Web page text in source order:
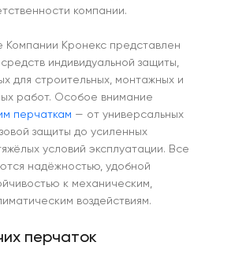
компании.
Компании Кронекс представлен
индивидуальной защиты,
для строительных, монтажных и
работ. Особое внимание
перчаткам — от универсальных
защиты до усиленных
условий эксплуатации. Все
надёжностью, удобной
к механическим,
воздействиям.
перчаток